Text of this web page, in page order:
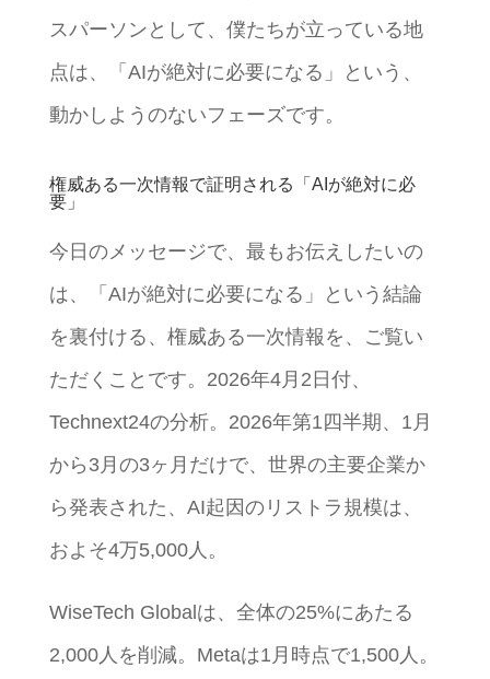
スパーソンとして、僕たちが立っている地
点は、「AIが絶対に必要になる」という、
動かしようのないフェーズです。
権威ある一次情報で証明される「AIが絶対に必
要」
今日のメッセージで、最もお伝えしたいの
は、「AIが絶対に必要になる」という結論
を裏付ける、権威ある一次情報を、ご覧い
ただくことです。2026年4月2日付、
Technext24の分析。2026年第1四半期、1月
から3月の3ヶ月だけで、世界の主要企業か
ら発表された、AI起因のリストラ規模は、
およそ4万5,000人。
WiseTech Globalは、全体の25%にあたる
2,000人を削減。Metaは1月時点で1,500人。